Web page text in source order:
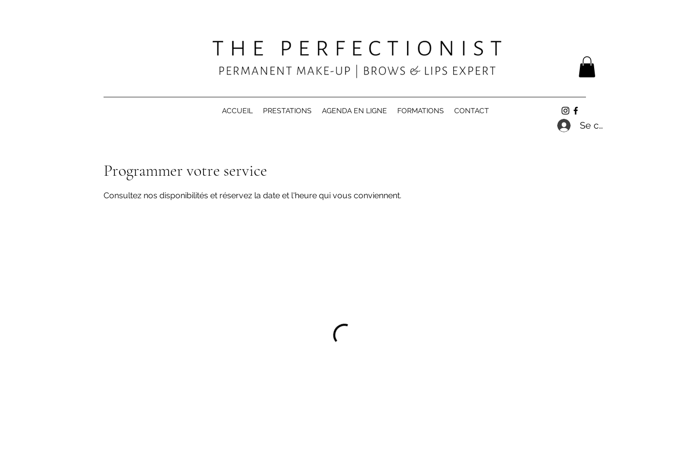
ACCUEIL PRESTATIONS AGENDA EN LIGNE FORMATIONS CONTACT
Se connecter
Programmer votre service
Consultez nos disponibilités et réservez la date et l'heure qui vous conviennent.